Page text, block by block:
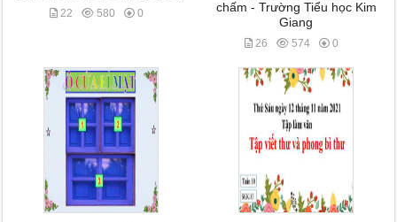
22 580 0
chấm - Trường Tiểu học Kim
Giang
26 574 0